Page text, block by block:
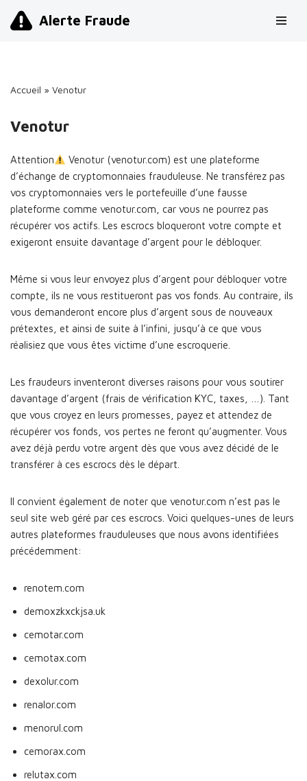
Alerte Fraude
Accueil » Venotur
Venotur
Attention
Venotur (venotur.com) est une plateforme
d’échange de cryptomonnaies frauduleuse. Ne transférez pas
vos cryptomonnaies vers le portefeuille d’une fausse
plateforme comme venotur.com, car vous ne pourrez pas
récupérer vos actifs. Les escrocs bloqueront votre compte et
exigeront ensuite davantage d’argent pour le débloquer.
Même si vous leur envoyez plus d’argent pour débloquer votre
compte, ils ne vous restitueront pas vos fonds. Au contraire, ils
vous demanderont encore plus d’argent sous de nouveaux
prétextes, et ainsi de suite à l’infini, jusqu’à ce que vous
réalisiez que vous êtes victime d’une escroquerie.
Les fraudeurs inventeront diverses raisons pour vous soutirer
davantage d’argent (frais de vérification KYC, taxes, …). Tant
que vous croyez en leurs promesses, payez et attendez de
récupérer vos fonds, vos pertes ne feront qu’augmenter. Vous
avez déjà perdu votre argent dès que vous avez décidé de le
transférer à ces escrocs dès le départ.
Il convient également de noter que venotur.com n’est pas le
seul site web géré par ces escrocs. Voici quelques-unes de leurs
autres plateformes frauduleuses que nous avons identifiées
précédemment:
renotem.com
demoxzkxckjsa.uk
cemotar.com
cemotax.com
dexolur.com
renalor.com
menorul.com
cemorax.com
relutax.com